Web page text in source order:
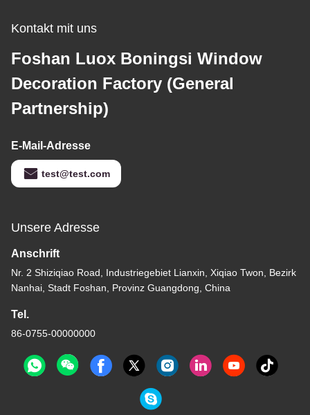
Kontakt mit uns
Foshan Luox Boningsi Window
Decoration Factory (General
Partnership)
E-Mail-Adresse
test@test.com
Unsere Adresse
Anschrift
Nr. 2 Shiziqiao Road, Industriegebiet Lianxin, Xiqiao Twon, Bezirk
Nanhai, Stadt Foshan, Provinz Guangdong, China
Tel.
86-0755-00000000